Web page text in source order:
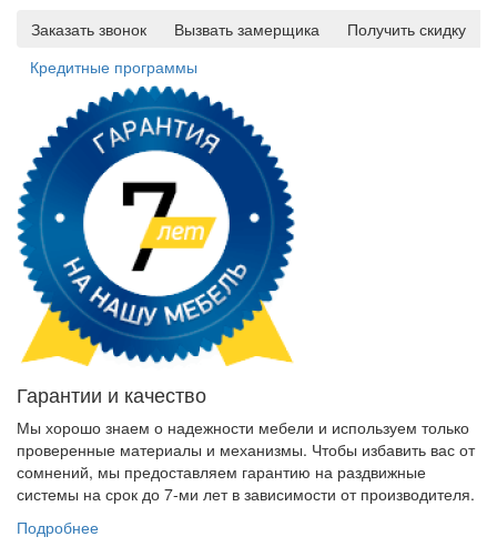
Заказать звонок
Вызвать замерщика
Получить скидку
Кредитные программы
Гарантии и качество
Мы хорошо знаем о надежности мебели и используем только
проверенные материалы и механизмы. Чтобы избавить вас от
сомнений, мы предоставляем гарантию на раздвижные
системы на срок до 7-ми лет в зависимости от производителя.
Подробнее